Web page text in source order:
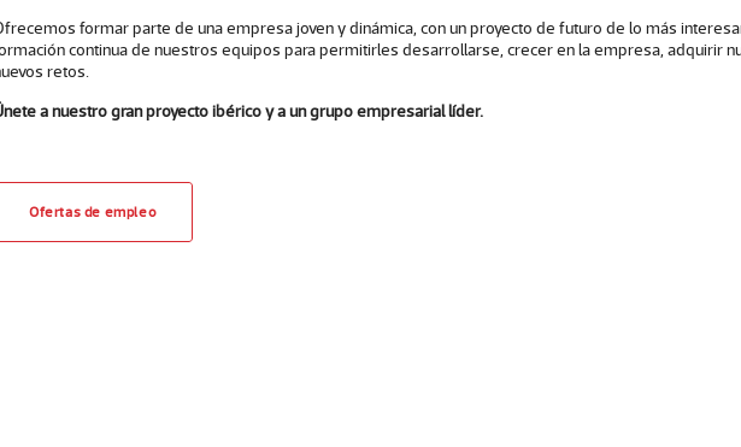
formar parte de una empresa joven y dinámica, con un proyecto de futuro de lo más
continua de nuestros equipos para permitirles desarrollarse, crecer en la empresa, adquirir
retos.
a nuestro gran proyecto ibérico y a un grupo empresarial líder.
Ofertas de empleo